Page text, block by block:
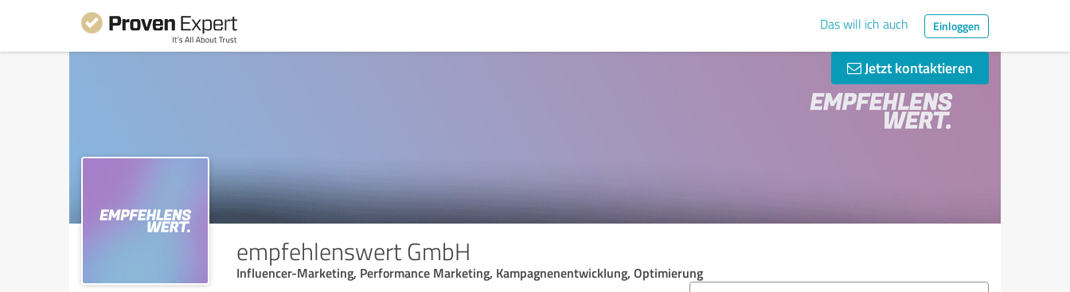
Das will ich auch Einloggen
Jetzt kontaktieren
empfehlenswert GmbH
Influencer-Marketing, Performance Marketing, Kampagnenentwicklung, Optimierung